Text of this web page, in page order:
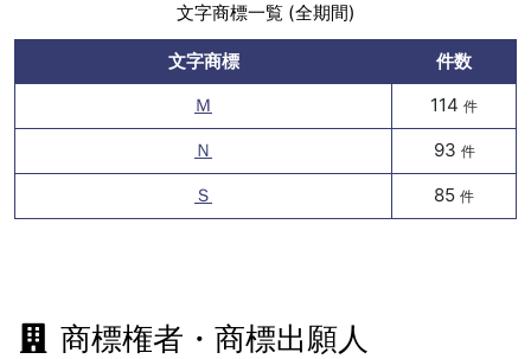
文字商標一覧 (全期間)
文字商標
件数
Ｍ
114 件
Ｎ 93 件
Ｓ 85 件
商標権者・商標出願人